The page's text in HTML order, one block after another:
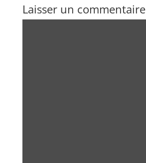
Laisser un commentaire